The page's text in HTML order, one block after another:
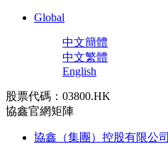
Global
中文簡體
中文繁體
English
股票代碼：03800.HK
協鑫官網矩陣
協鑫（集團）控股有限公司